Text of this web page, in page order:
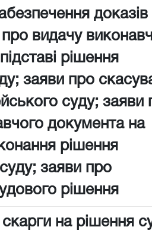
видачу
рішення
заяви про
суду; заяви
документа на
рішення
заяви про
рішення
скарги на рішення